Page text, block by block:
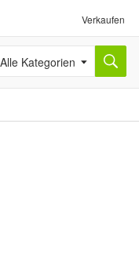
Verkaufen
Alle Kategorien